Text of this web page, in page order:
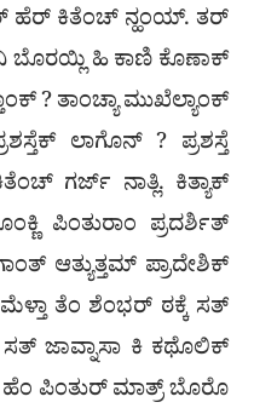
ಹೆರ್ ಕಿತೆಂಚ್ ನ್ಹಂಯ್. ತರ್
ಬೊರಯ್ಲಿ ಹಿ ಕಾಣಿ ಕೊಣಾಕ್
? ತಾಂಚ್ಯಾ ಮುಖೆಲ್ಯಾಂಕ್
ಲಾಗೊನ್ ? ಪ್ರಶಸ್ತೆ
ಗರ್ಜ್ ನಾತ್ಲಿ. ಕಿತ್ಯಾಕ್
ಪಿಂತುರಾಂ ಪ್ರದರ್ಶಿತ್
ಆತ್ಯುತ್ತಮ್ ಪ್ರಾದೇಶಿಕ್
ತೆಂ ಶೆಂಭರ್ ಠಕ್ಕೆ ಸತ್
ಸತ್ ಜಾವ್ನಾಸಾ ಕಿ ಕಥೊಲಿಕ್
ಹೆಂ ಪಿಂತುರ್ ಮಾತ್ರ್ ಬೊರೊ